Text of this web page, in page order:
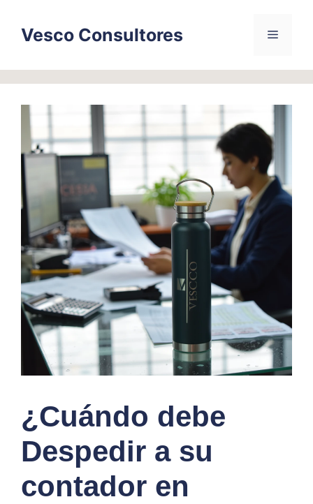
contentVesco Consultores Menu
¿Cuándo debe
Despedir a su
contador en